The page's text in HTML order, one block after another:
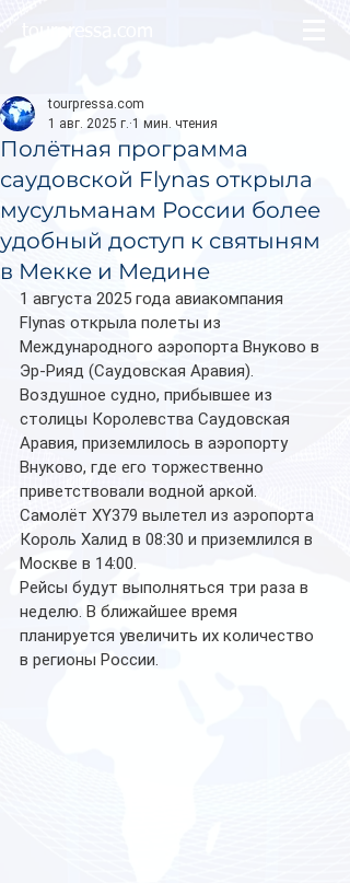
Полётная программа
саудовской Flynas открыла
мусульманам России более
удобный доступ к святыням
в Мекке и Медине
tourpressa.com
1 авг. 2025 г. 1 мин. чтения
1 августа 2025 года авиакомпания
Flynas открыла полеты из
Международного аэропорта Внуково в
Эр-Рияд (Саудовская Аравия).
Воздушное судно, прибывшее из
столицы Королевства Саудовская
Аравия, приземлилось в аэропорту
Внуково, где его торжественно
приветствовали водной аркой.
Самолёт XY379 вылетел из аэропорта
Король Халид в 08:30 и приземлился в
Москве в 14:00.
Рейсы будут выполняться три раза в
неделю. В ближайшее время
планируется увеличить их количество
в регионы России.